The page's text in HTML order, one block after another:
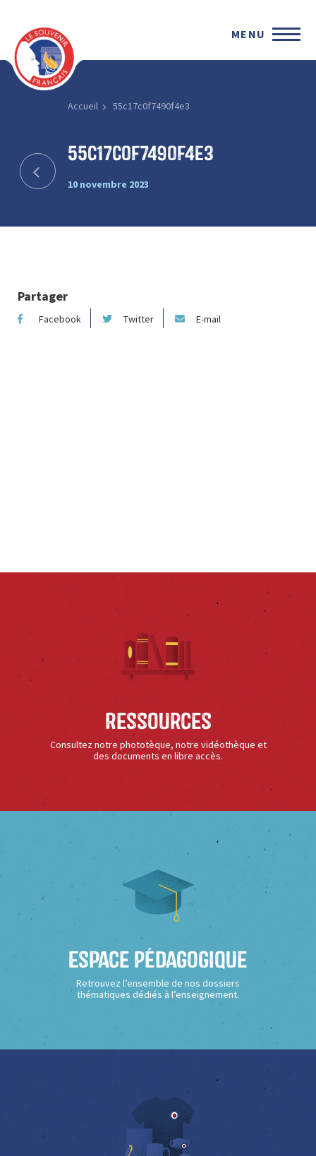
MENU
Accueil 55c17c0f7490f4e3
55c17c0f7490f4e3
10 novembre 2023
Partager
Facebook Twitter E-mail
Ressources
Consultez notre phototèque, notre vidéothèque et
des documents en libre accès.
Espace Pédagogique
Retrouvez l’ensemble de nos dossiers
thématiques dédiés à l’enseignement.